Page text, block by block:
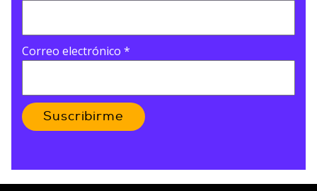
Correo electrónico *
Suscribirme